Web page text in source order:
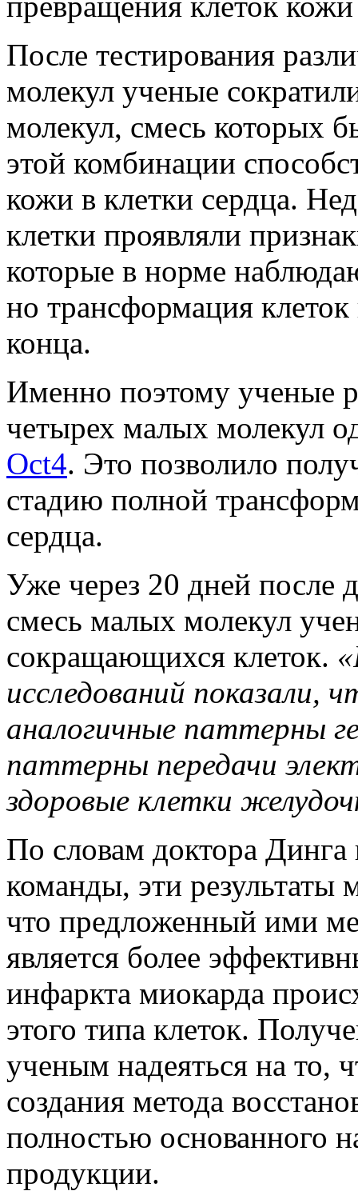
После тестирования
молекул ученые
молекул, смесь которых
этой комбинации
кожи в клетки сердца.
клетки проявляли
которые в норме
но трансформация
конца.
Именно поэтому ученые
четырех малых молекул
Oct4. Это позволило
стадию полной
сердца.
Уже через 20 дней после
смесь малых молекул
сокращающихся клеток.
исследований показали,
аналогичные паттерны
паттерны передачи
здоровые клетки
По словам доктора Динга
команды, эти результаты
что предложенный ими
является более
инфаркта миокарда
этого типа клеток.
ученым надеяться на то,
создания метода
полностью основанного
продукции.